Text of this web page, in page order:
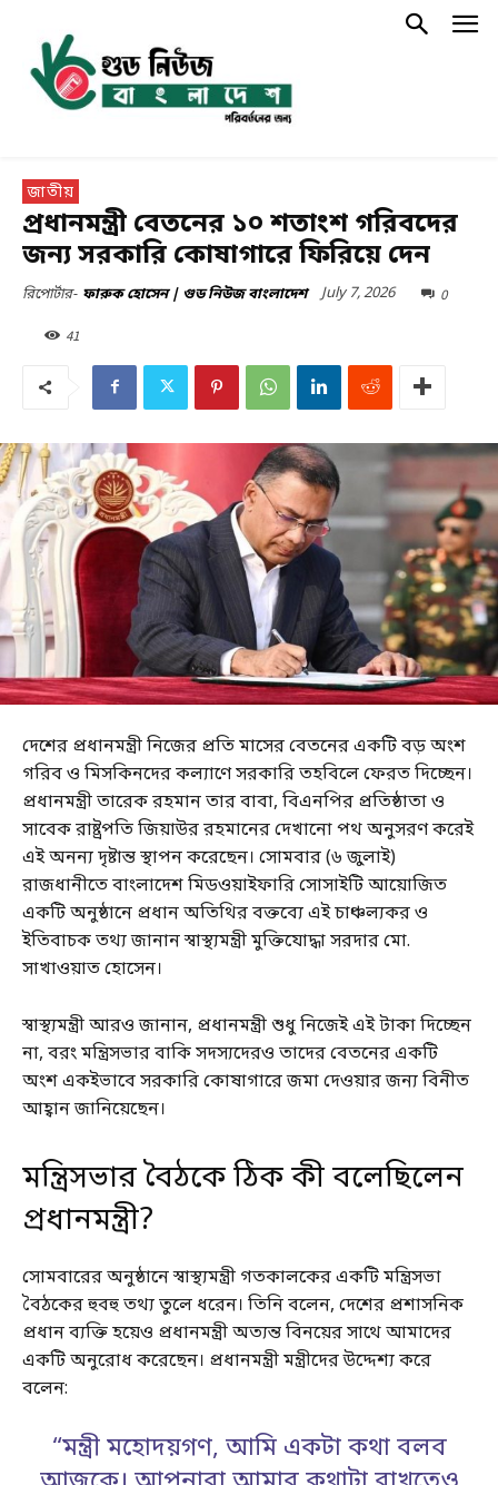
জাতীয়
প্রধানমন্ত্রী বেতনের ১০ শতাংশ গরিবদের
জন্য সরকারি কোষাগারে ফিরিয়ে দেন
রিপোর্টার- ফারুক হোসেন | গুড নিউজ বাংলাদেশ July 7, 2026 0
41
দেশের প্রধানমন্ত্রী নিজের প্রতি মাসের বেতনের একটি বড় অংশ
গরিব ও মিসকিনদের কল্যাণে সরকারি তহবিলে ফেরত দিচ্ছেন।
প্রধানমন্ত্রী তারেক রহমান তার বাবা, বিএনপির প্রতিষ্ঠাতা ও
সাবেক রাষ্ট্রপতি জিয়াউর রহমানের দেখানো পথ অনুসরণ করেই
এই অনন্য দৃষ্টান্ত স্থাপন করেছেন। সোমবার (৬ জুলাই)
রাজধানীতে বাংলাদেশ মিডওয়াইফারি সোসাইটি আয়োজিত
একটি অনুষ্ঠানে প্রধান অতিথির বক্তব্যে এই চাঞ্চল্যকর ও
ইতিবাচক তথ্য জানান স্বাস্থ্যমন্ত্রী মুক্তিযোদ্ধা সরদার মো.
সাখাওয়াত হোসেন।
স্বাস্থ্যমন্ত্রী আরও জানান, প্রধানমন্ত্রী শুধু নিজেই এই টাকা দিচ্ছেন
না, বরং মন্ত্রিসভার বাকি সদস্যদেরও তাদের বেতনের একটি
অংশ একইভাবে সরকারি কোষাগারে জমা দেওয়ার জন্য বিনীত
আহ্বান জানিয়েছেন।
মন্ত্রিসভার বৈঠকে ঠিক কী বলেছিলেন
প্রধানমন্ত্রী?
সোমবারের অনুষ্ঠানে স্বাস্থ্যমন্ত্রী গতকালকের একটি মন্ত্রিসভা
বৈঠকের হুবহু তথ্য তুলে ধরেন। তিনি বলেন, দেশের প্রশাসনিক
প্রধান ব্যক্তি হয়েও প্রধানমন্ত্রী অত্যন্ত বিনয়ের সাথে আমাদের
একটি অনুরোধ করেছেন। প্রধানমন্ত্রী মন্ত্রীদের উদ্দেশ্য করে
বলেন:
“মন্ত্রী মহোদয়গণ, আমি একটা কথা বলব